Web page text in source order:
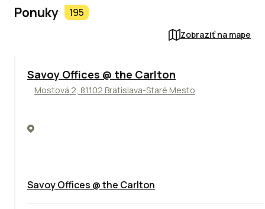
Ponuky 195
Zobraziť na mape
TOP
Savoy Offices @ the Carlton
Mostová 2, 81102 Bratislava-Staré Mesto
Savoy Offices @ the Carlton